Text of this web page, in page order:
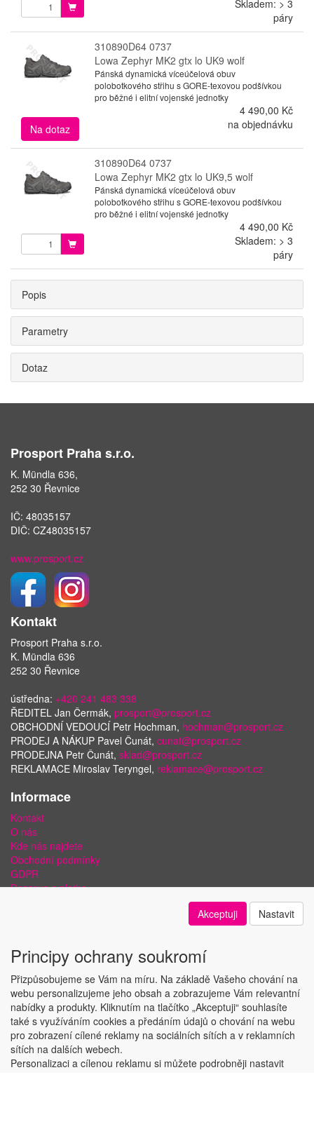
Skladem: > 3
páry
310890D64 0737
Lowa Zephyr MK2 gtx lo UK9 wolf
Pánská dynamická víceúčelová obuv
polobotkového střihu s GORE-texovou podšívkou
pro běžné i elitní vojenské jednotky
4 490,00 Kč
Na dotaz
na objednávku
310890D64 0737
Lowa Zephyr MK2 gtx lo UK9,5 wolf
Pánská dynamická víceúčelová obuv
polobotkového střihu s GORE-texovou podšívkou
pro běžné i elitní vojenské jednotky
4 490,00 Kč
Skladem: > 3
páry
Popis
Parametry
Dotaz
Prosport Praha s.r.o.
K. Mündla 636,
252 30 Řevnice
IČ: 48035157
DIČ: CZ48035157
www.prosport.cz
Kontakt
Prosport Praha s.r.o.
K. Mündla 636
252 30 Řevnice
ústředna: +420 241 483 338
ŘEDITEL Jan Čermák, prosport@prosport.cz
OBCHODNÍ VEDOUCÍ Petr Hochman, hochman@prosport.cz
PRODEJ A NÁKUP Pavel Čunát, cunat@prosport.cz
PRODEJNA Petr Čunát, sklad@prosport.cz
REKLAMACE Miroslav Teryngel, reklamace@prosport.cz
Informace
Kontakt
O nás
Kde nás najdete
Obchodní podmínky
GDPR
Doprava a platba
Copyright © ABRA Software a.s. 2018
Akceptuji Nastavit
Principy ochrany soukromí
Přizpůsobujeme se Vám na míru. Na základě Vašeho chování na
webu personalizujeme jeho obsah a zobrazujeme Vám relevantní
nabídky a produkty. Kliknutím na tlačítko „Akceptuji“ souhlasíte
také s využíváním cookies a předáním údajů o chování na webu
pro zobrazení cílené reklamy na sociálních sítích a v reklamních
sítích na dalších webech.
Personalizaci a cílenou reklamu si můžete podrobněji nastavit